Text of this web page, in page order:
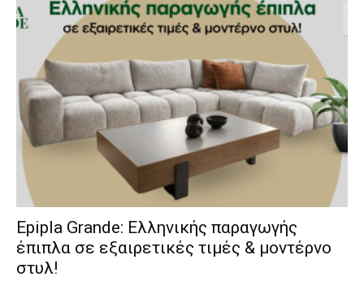
Epipla Grande: Ελληνικής παραγωγής
έπιπλα σε εξαιρετικές τιμές & μοντέρνο
στυλ!